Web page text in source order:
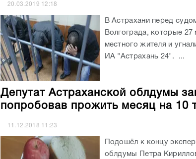
20.03.2019 12:18
В Астрахани перед
Волгограда, которые
местного жителя и
ИА "Астрахань 24". ...
Депутат Астраханской облдумы
попробовав прожить месяц на 10
11.12.2018 11:23
Подошёл к концу
облдумы Петра